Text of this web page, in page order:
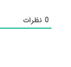
0نظرات